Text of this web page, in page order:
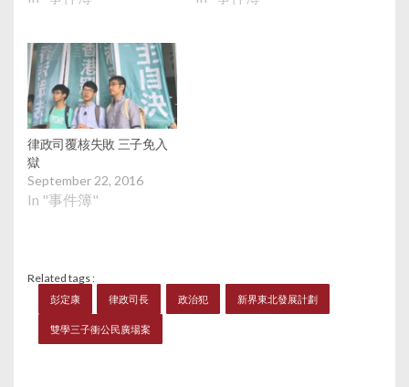
律政司覆核失敗 三子免入
獄
September 22, 2016
In "事件簿"
Related tags :
彭定康 律政司長 政治犯 新界東北發展計劃
雙學三子衝公民廣場案